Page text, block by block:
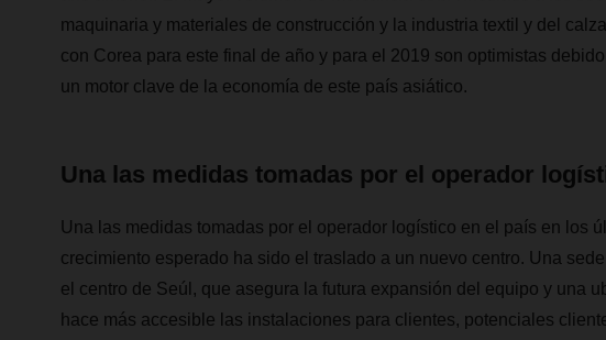
maquinaria y materiales de construcción y la industria textil y del
con Corea para este final de año y para el 2019 son optimistas
un motor clave de la economía de este país asiático.
Una las medidas tomadas por el operador
Una las medidas tomadas por el operador logístico en el país en los
crecimiento esperado ha sido el traslado a un nuevo centro. Una
el centro de Seúl, que asegura la futura expansión del equipo y una
hace más accesible las instalaciones para clientes, potenciales